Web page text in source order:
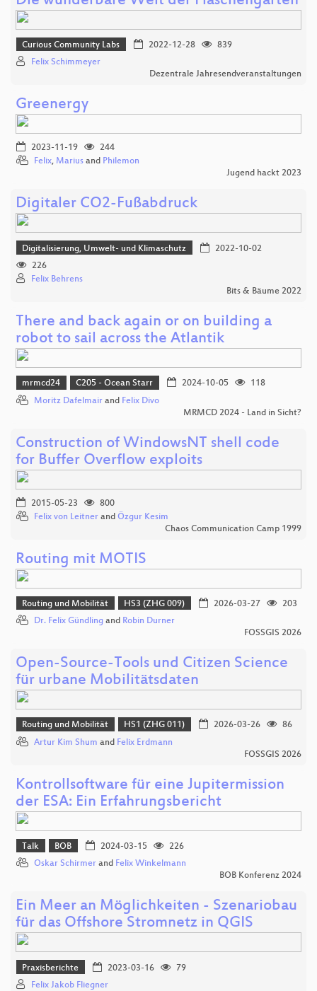
Curious Community Labs 2022-12-28
839
Felix Schimmeyer
Dezentrale Jahresendveranstaltungen
Greenergy
2023-11-19
244
Felix, Marius and Philemon
Jugend hackt 2023
Digitaler CO2-Fußabdruck
Digitalisierung, Umwelt- und Klimaschutz
2022-10-02
226
Felix Behrens
Bits & Bäume 2022
There and back again or on building a
robot to sail across the Atlantik
mrmcd24 C205 - Ocean Starr 2024-10-05
118
Moritz Dafelmair and Felix Divo
MRMCD 2024 - Land in Sicht?
Construction of WindowsNT shell code
for Buffer Overflow exploits
2015-05-23
800
Felix von Leitner and Özgur Kesim
Chaos Communication Camp 1999
Routing mit MOTIS
Routing und Mobilität HS3 (ZHG 009) 2026-03-27
203
Dr. Felix Gündling and Robin Durner
FOSSGIS 2026
Open-Source-Tools und Citizen Science
für urbane Mobilitätsdaten
Routing und Mobilität HS1 (ZHG 011) 2026-03-26
86
Artur Kim Shum and Felix Erdmann
FOSSGIS 2026
Kontrollsoftware für eine Jupitermission
der ESA: Ein Erfahrungsbericht
Talk BOB 2024-03-15
226
Oskar Schirmer and Felix Winkelmann
BOB Konferenz 2024
Ein Meer an Möglichkeiten - Szenariobau
für das Offshore Stromnetz in QGIS
Praxisberichte 2023-03-16
79
Felix Jakob Fliegner